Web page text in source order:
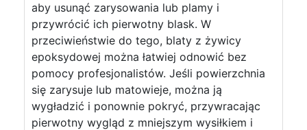
aby usunąć zarysowania lub plamy i
przywrócić ich pierwotny blask. W
przeciwieństwie do tego, blaty z żywicy
epoksydowej można łatwiej odnowić bez
pomocy profesjonalistów. Jeśli powierzchnia
się zarysuje lub matowieje, można ją
wygładzić i ponownie pokryć, przywracając
pierwotny wygląd z mniejszym wysiłkiem i